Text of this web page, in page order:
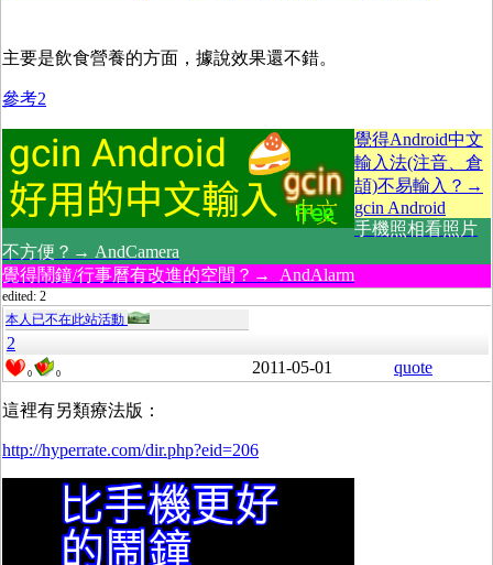
主要是飲食營養的方面，據說效果還不錯。
參考2
覺得Android中文
輸入法(注音、倉
頡)不易輸入？→
gcin Android
手機照相看照片
不方便？→ AndCamera
覺得鬧鐘/行事曆有改進的空間？→ AndAlarm
edited: 2
本人已不在此站活動
2
0 0 2011-05-01 quote
這裡有另類療法版：
http://hyperrate.com/dir.php?eid=206